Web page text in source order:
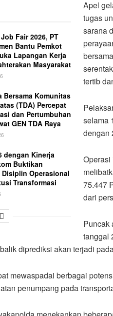
Fair 2026, PT
Bantu Pemkot
Lapangan Kerja
Masyarakat
Bersama Komunitas
(TDA) Percepat
dan Pertumbuhan
GEN TDA Raya
dengan Kinerja
Buktikan
Disiplin Operasional
Transformasi
Apel
tugas
sarana
tertib
selama
dengan
Operasi
75.447
dari
Puncak
tanggal
diprediksi akan terjadi
mewaspadai berbagai
penumpang pada